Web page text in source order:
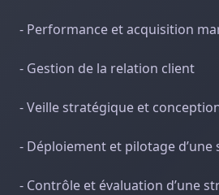
- Performance et acquisition
- Gestion de la relation client
- Veille stratégique et
- Déploiement et pilotage
- Contrôle et évaluation d’une